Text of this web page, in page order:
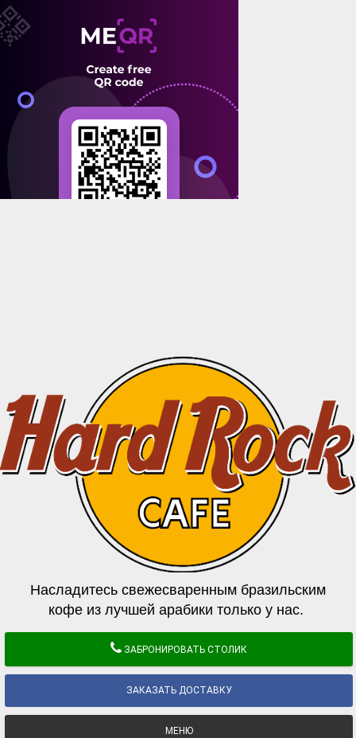
Насладитесь свежесваренным бразильским
кофе из лучшей арабики только у нас.
ЗАБРОНИРОВАТЬ СТОЛИК
ЗАКАЗАТЬ ДОСТАВКУ
МЕНЮ